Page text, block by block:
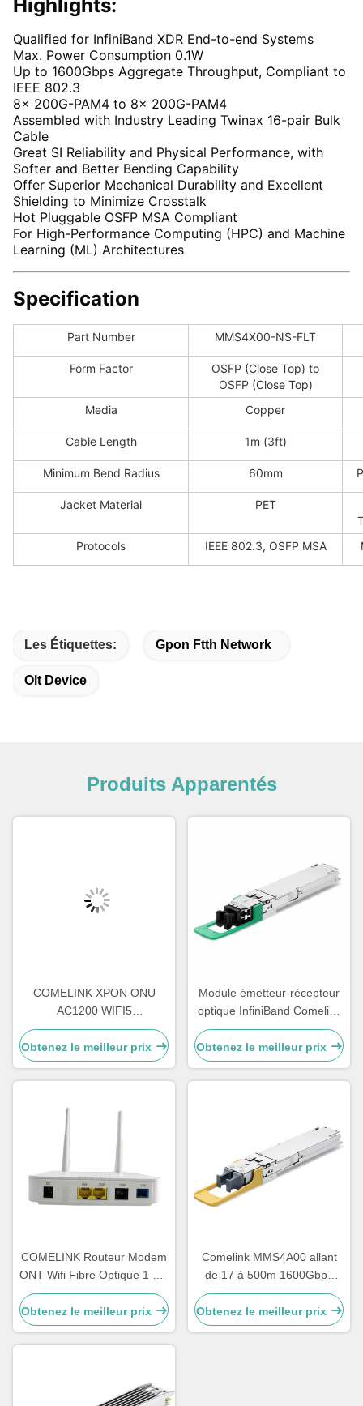
Highlights:
Qualified for InfiniBand XDR End-to-end Systems
Max. Power Consumption 0.1W
Up to 1600Gbps Aggregate Throughput, Compliant to
IEEE 802.3
8x 200G-PAM4 to 8x 200G-PAM4
Assembled with Industry Leading Twinax 16-pair Bulk
Cable
Great SI Reliability and Physical Performance, with
Softer and Better Bending Capability
Offer Superior Mechanical Durability and Excellent
Shielding to Minimize Crosstalk
Hot Pluggable OSFP MSA Compliant
For High-Performance Computing (HPC) and Machine
Learning (ML) Architectures
Specification
Part Number MMS4X00-NS-FLT
Form Factor
OSFP (Close Top) to
OSFP (Close Top)
Media
Copper
Cable Length 1m (3ft)
Minimum Bend Radius 60mm
Jacket Material
PET
Protocols
IEEE 802.3, OSFP MSA
Les Étiquettes: Gpon Ftth Network
Olt Device
Produits Apparentés
COMELINK XPON ONU
AC1200 WIFI5
4GE+1POTS+WIFI
2.4G&5.8G Wireless Onu
Obtenez le meilleur prix
Module émetteur-récepteur
optique InfiniBand Comelink
Compatible 1.6T 2 X FR4
OSFP Flat Top PAM4
1310nm 2km Duplex
LC/UPC SMF
Obtenez le meilleur prix
COMELINK Routeur Modem
ONT Wifi Fibre Optique 1 GE
1 FE 1 POT 2 LAN Gpon
ONU
Obtenez le meilleur prix
Comelink MMS4A00 allant
de 17 à 500m 1600Gbps
1.6T 2xDR4 Transcepteur à
fibre optique à double port
OSFP 2xMPO 1310nm à
Obtenez le meilleur prix